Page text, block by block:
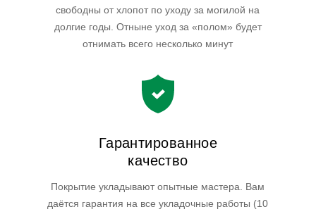
свободны от хлопот по уходу за могилой на
долгие годы. Отныне уход за «полом» будет
отнимать всего несколько минут
Гарантированное
качество
Покрытие укладывают опытные мастера. Вам
даётся гарантия на все укладочные работы (10